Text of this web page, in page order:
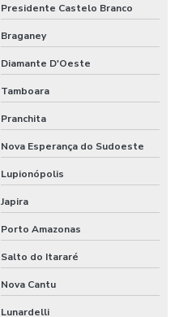
Presidente Castelo Branco
Braganey
Diamante D'Oeste
Tamboara
Pranchita
Nova Esperança do Sudoeste
Lupionópolis
Japira
Porto Amazonas
Salto do Itararé
Nova Cantu
Lunardelli